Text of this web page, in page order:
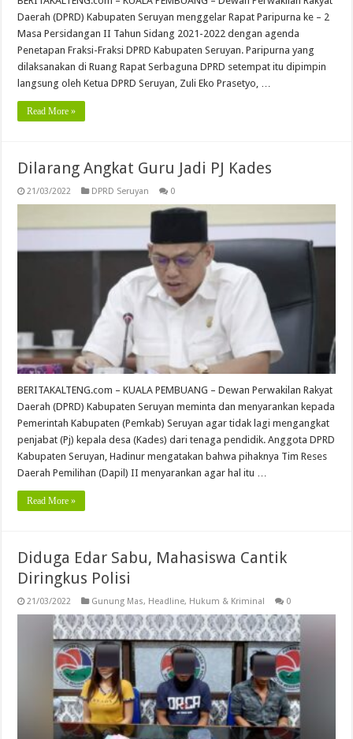
Daerah (DPRD) Kabupaten Seruyan menggelar Rapat Paripurna ke – 2
Masa Persidangan II Tahun Sidang 2021-2022 dengan agenda
Penetapan Fraksi-Fraksi DPRD Kabupaten Seruyan. Paripurna yang
dilaksanakan di Ruang Rapat Serbaguna DPRD setempat itu dipimpin
langsung oleh Ketua DPRD Seruyan, Zuli Eko Prasetyo, …
Read More »
Dilarang Angkat Guru Jadi PJ Kades
21/03/2022 DPRD Seruyan 0
BERITAKALTENG.com – KUALA PEMBUANG – Dewan Perwakilan Rakyat
Daerah (DPRD) Kabupaten Seruyan meminta dan menyarankan kepada
Pemerintah Kabupaten (Pemkab) Seruyan agar tidak lagi mengangkat
penjabat (Pj) kepala desa (Kades) dari tenaga pendidik. Anggota DPRD
Kabupaten Seruyan, Hadinur mengatakan bahwa pihaknya Tim Reses
Daerah Pemilihan (Dapil) II menyarankan agar hal itu …
Read More »
Diduga Edar Sabu, Mahasiswa Cantik
Diringkus Polisi
21/03/2022 Gunung Mas, Headline, Hukum & Kriminal 0